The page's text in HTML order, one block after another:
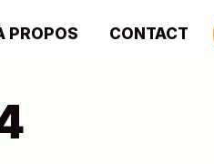
PROPOS CONTACT